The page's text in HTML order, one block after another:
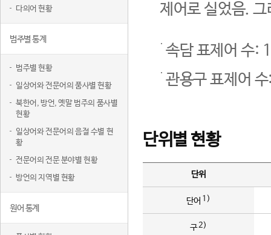
다의어 현황
범주별 통계
범주별 현황
일상어와 전문어의 품사별 현황
북한어, 방언, 옛말 범주의 품사별
현황
일상어와 전문어의 음절 수별 현
황
전문어의 전문 분야별 현황
방언의 지역별 현황
원어 통계
제어로 실었음.
속담 표제어 수:
관용구 표제어
단위별 현황
단위
단어 1)
구2)